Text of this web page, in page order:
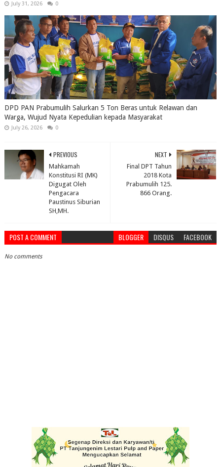
July 31, 2026 0
DPD PAN Prabumulih Salurkan 5 Ton Beras untuk Relawan dan
Warga, Wujud Nyata Kepedulian kepada Masyarakat
July 26, 2026 0
NEXT
Final DPT Tahun
2018 Kota
Prabumulih 125.
866 Orang.
PREVIOUS
Mahkamah
Konstitusi RI (MK)
Digugat Oleh
Pengacara
Paustinus Siburian
SH,MH.
POST A COMMENT BLOGGER DISQUS FACEBOOK
No comments